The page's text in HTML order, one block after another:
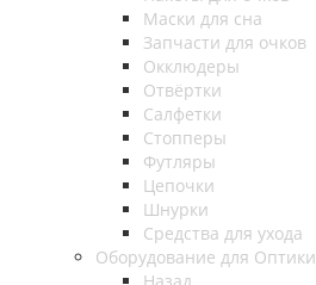
Маски для сна
Запчасти для очков
Окклюдеры
Отвёртки
Салфетки
Стопперы
Футляры
Цепочки
Шнурки
Средства для ухода
Оборудование для Оптики
Назад